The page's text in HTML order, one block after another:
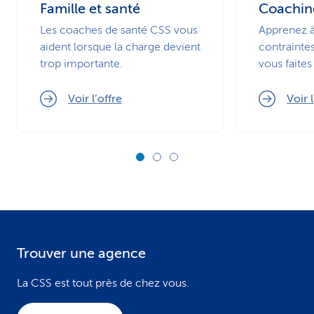
Famille et santé
Les coaches de santé CSS vous
aident lorsque la charge devient
trop importante.
Voir l’offre
Apprenez
vous
Voir
Trouver une agence
La CSS est tout près de chez vous.